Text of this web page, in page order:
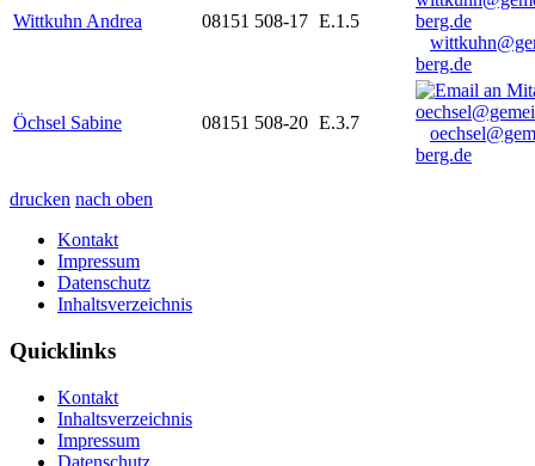
Wittkuhn Andrea 08151 508-17 E.1.5
berg.de
Öchsel Sabine 08151 508-20 E.3.7
berg.de
drucken nach oben
Kontakt
Impressum
Datenschutz
Inhaltsverzeichnis
Quicklinks
Kontakt
Inhaltsverzeichnis
Impressum
Datenschutz